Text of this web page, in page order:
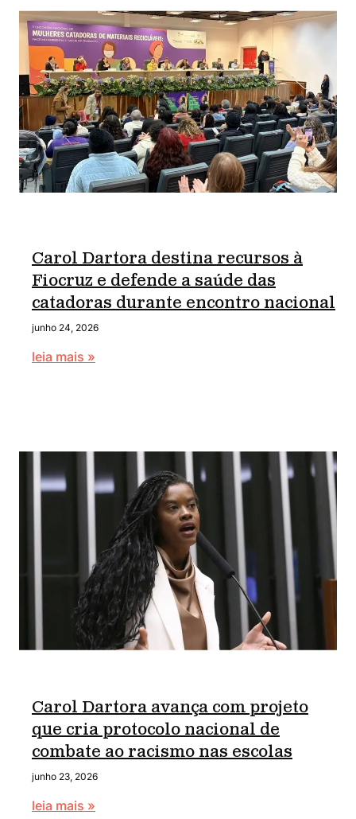
Carol Dartora destina recursos à
Fiocruz e defende a saúde das
catadoras durante encontro nacional
junho 24, 2026
leia mais »
Carol Dartora avança com projeto
que cria protocolo nacional de
combate ao racismo nas escolas
junho 23, 2026
leia mais »